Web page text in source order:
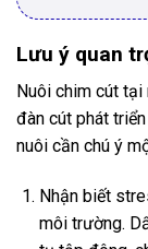
Lưu ý quan
Nuôi chim cút tại
đàn cút phát
nuôi cần chú ý
Nhận biết
môi trường.